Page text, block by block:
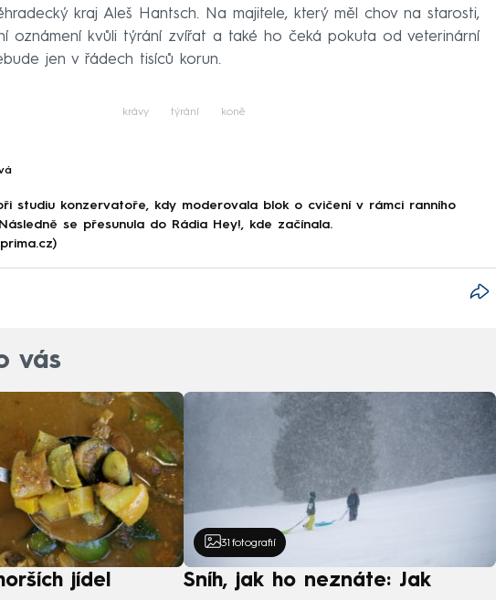
kraj Aleš Hantsch. Na majitele, který měl chov na starosti,
oznámení kvůli týrání zvířat a také ho čeká pokuta od veterinární
jen v řádech tisíců korun.
krávy týrání koně
studiu konzervatoře, kdy moderovala blok o cvičení v rámci ranního
se přesunula do Rádia Hey!, kde začínala.
vás
jídel
31 fotografií
Sníh, jak ho neznáte: Jak